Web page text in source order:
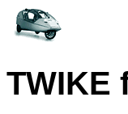
TWIKE